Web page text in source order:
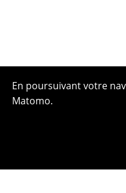
En poursuivant votre
Matomo.